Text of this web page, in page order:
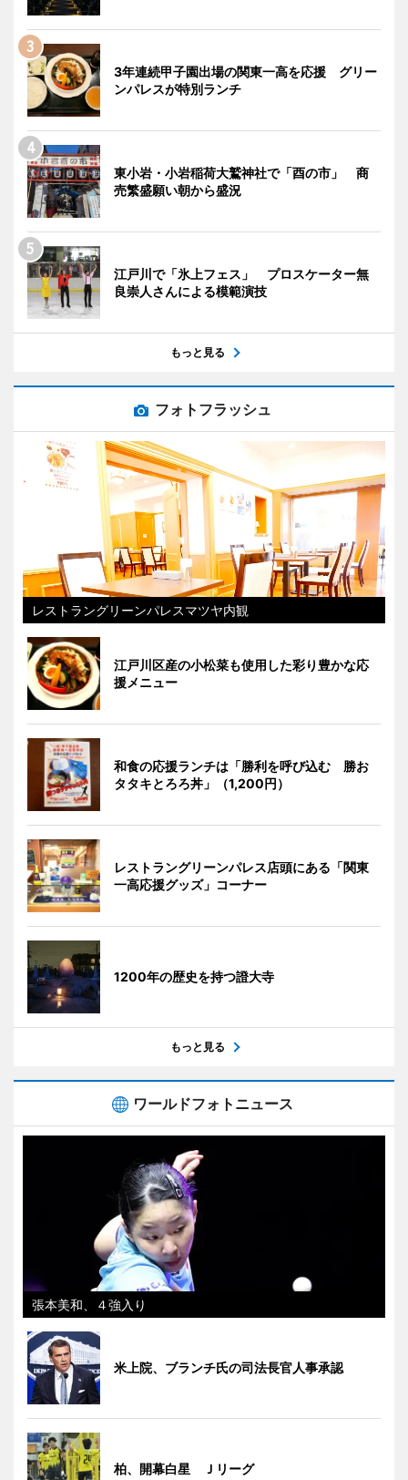
3年連続甲子園出場の関東一高を応援 グリー
ンパレスが特別ランチ
東小岩・小岩稲荷大鷲神社で「酉の市」 商
売繁盛願い朝から盛況
江戸川で「氷上フェス」 プロスケーター無
良崇人さんによる模範演技
もっと見る
フォトフラッシュ
レストラングリーンパレスマツヤ内観
江戸川区産の小松菜も使用した彩り豊かな応
援メニュー
和食の応援ランチは「勝利を呼び込む 勝お
タタキとろろ丼」（1,200円）
レストラングリーンパレス店頭にある「関東
一高応援グッズ」コーナー
1200年の歴史を持つ證大寺
もっと見る
ワールドフォトニュース
張本美和、４強入り
米上院、ブランチ氏の司法長官人事承認
柏、開幕白星 Ｊリーグ